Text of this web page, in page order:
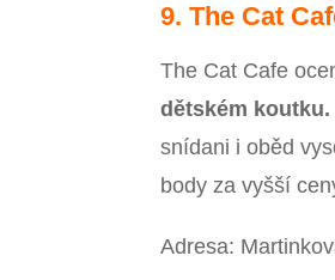
9. The Cat
The Cat Cafe
dětském koutku.
snídani i oběd
body za vyšší
Adresa: